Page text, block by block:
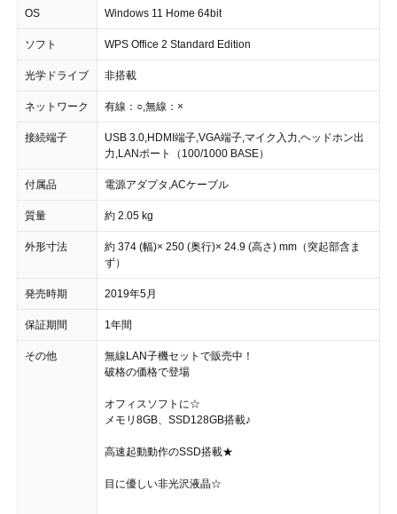
OS Windows 11 Home 64bit
ソフト WPS Office 2 Standard Edition
光学ドライブ 非搭載
ネットワーク 有線：○,無線：×
接続端子
USB 3.0,HDMI端子,VGA端子,マイク入力,ヘッドホン出
力,LANポート（100/1000 BASE）
付属品 電源アダプタ,ACケーブル
質量 約 2.05 kg
外形寸法
約 374 (幅)× 250 (奥行)× 24.9 (高さ) mm（突起部含ま
ず）
発売時期 2019年5月
保証期間 1年間
その他
無線LAN子機セットで販売中！
破格の価格で登場
オフィスソフトに☆
メモリ8GB、SSD128GB搭載♪
高速起動動作のSSD搭載★
目に優しい非光沢液晶☆